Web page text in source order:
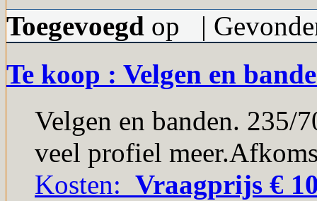
Toegevoegd op |
Te koop : Velgen en
Velgen en banden. 235/
veel profiel
Kosten: Vraagprijs €